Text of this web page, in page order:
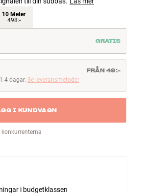
10 Meter
498:-
GRATIS
4 dagar. Se leveransmetoder
FRÅN 49:-
I KUNDVAGN
i budgetklassen